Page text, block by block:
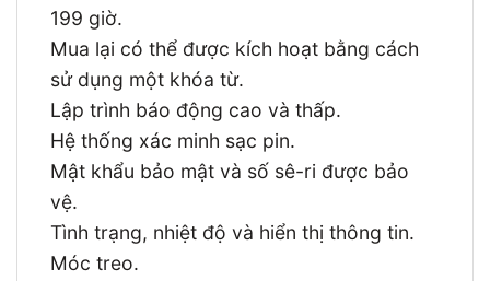
199 giờ.
Mua lại có thể được kích hoạt bằng cách
sử dụng một khóa từ.
Lập trình báo động cao và thấp.
Hệ thống xác minh sạc pin.
Mật khẩu bảo mật và số sê-ri được bảo
vệ.
Tình trạng, nhiệt độ và hiển thị thông tin.
Móc treo.